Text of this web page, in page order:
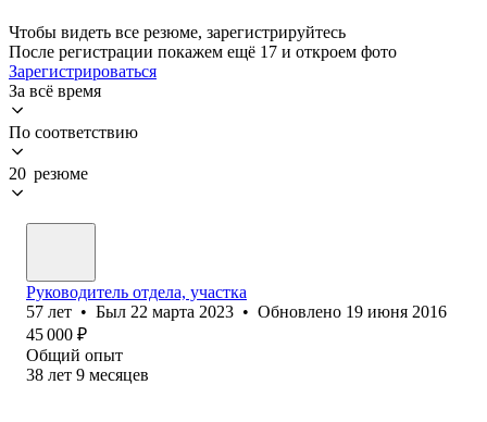
Чтобы видеть все резюме, зарегистрируйтесь
После регистрации покажем ещё 17 и откроем фото
Зарегистрироваться
За всё время
По соответствию
20 резюме
Руководитель отдела, участка
57 лет • Был 22 марта 2023 • Обновлено 19 июня 2016
45 000 ₽
Общий опыт
38 лет 9 месяцев